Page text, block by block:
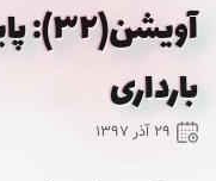
بارداری
۲۹ آذر ۱۳۹۷